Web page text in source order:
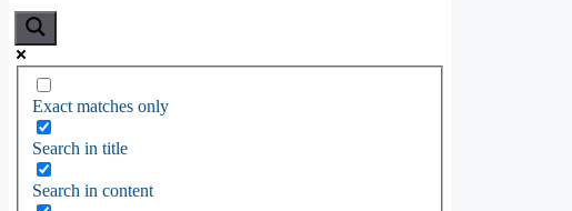
Exact matches only
Search in title
Search in content